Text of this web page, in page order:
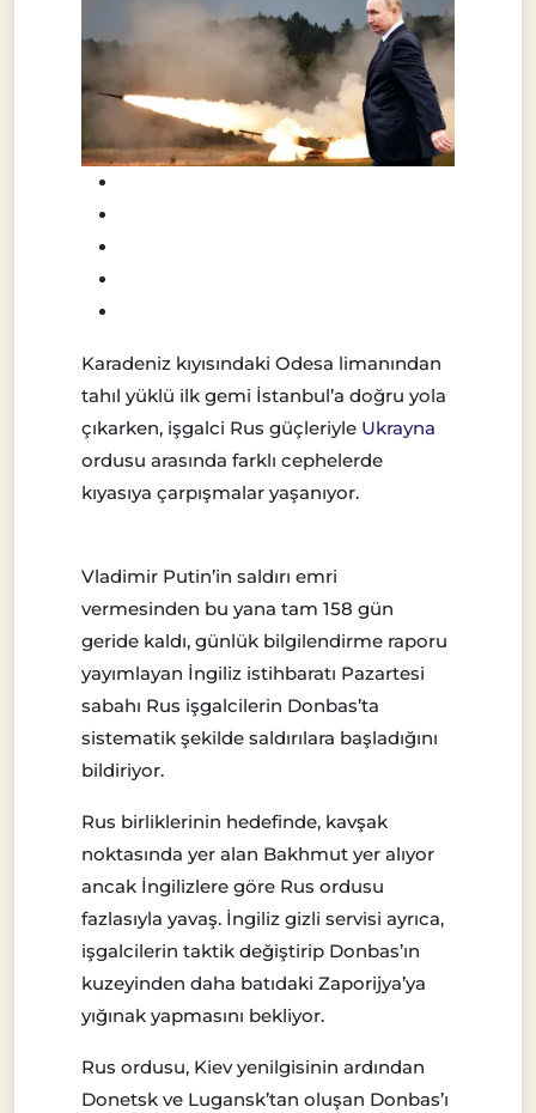
Karadeniz kıyısındaki Odesa limanından
tahıl yüklü ilk gemi İstanbul’a doğru yola
çıkarken, işgalci Rus güçleriyle Ukrayna
ordusu arasında farklı cephelerde
kıyasıya çarpışmalar yaşanıyor.
Vladimir Putin’in saldırı emri
vermesinden bu yana tam 158 gün
geride kaldı, günlük bilgilendirme raporu
yayımlayan İngiliz istihbaratı Pazartesi
sabahı Rus işgalcilerin Donbas’ta
sistematik şekilde saldırılara başladığını
bildiriyor.
Rus birliklerinin hedefinde, kavşak
noktasında yer alan Bakhmut yer alıyor
ancak İngilizlere göre Rus ordusu
fazlasıyla yavaş. İngiliz gizli servisi ayrıca,
işgalcilerin taktik değiştirip Donbas’ın
kuzeyinden daha batıdaki Zaporijya’ya
yığınak yapmasını bekliyor.
Rus ordusu, Kiev yenilgisinin ardından
Donetsk ve Lugansk’tan oluşan Donbas’ı